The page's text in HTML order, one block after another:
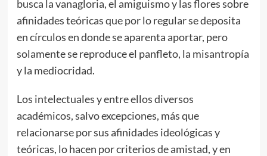
busca la vanagloria, el amiguismo y las flores sobre
afinidades teóricas que por lo regular se deposita
en círculos en donde se aparenta aportar, pero
solamente se reproduce el panfleto, la misantropía
y la mediocridad.
Los intelectuales y entre ellos diversos
académicos, salvo excepciones, más que
relacionarse por sus afinidades ideológicas y
teóricas, lo hacen por criterios de amistad, y en